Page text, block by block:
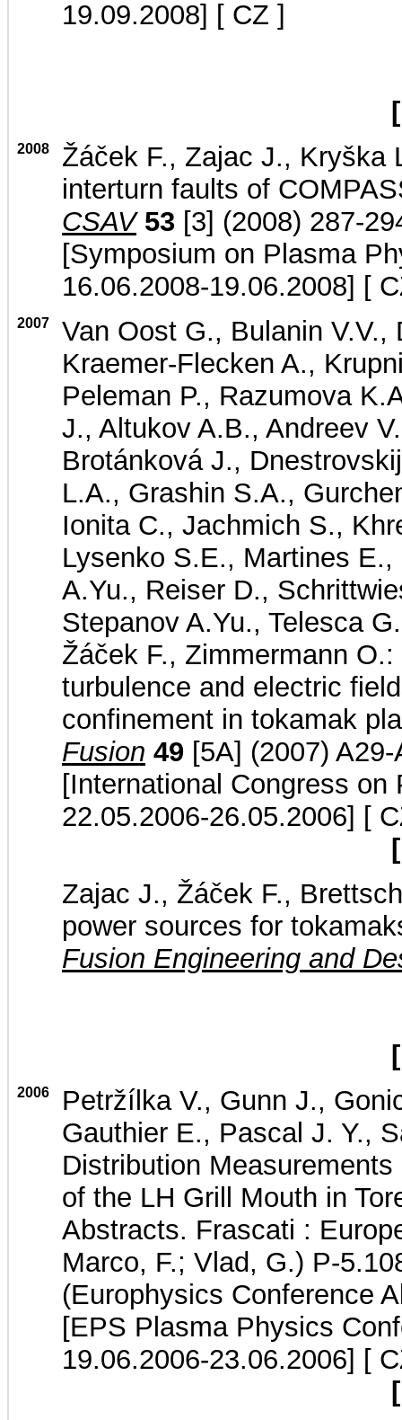
19.09.2008] [ CZ ]
2008
Žáček F., Zajac J., Kryška
interturn faults of
CSAV 53 [3] (2008) 287-
[Symposium on Plasma
16.06.2008-19.06.2008] [
2007
Van Oost G., Bulanin
Kraemer-Flecken A.,
Peleman P., Razumova
J., Altukov A.B., Andreev
Brotánková J.,
L.A., Grashin S.A.,
Ionita C., Jachmich S.,
Lysenko S.E., Martines
A.Yu., Reiser D.,
Stepanov A.Yu., Telesca
Žáček F., Zimmermann
turbulence and electric
confinement in tokamak
Fusion 49 [5A] (2007)
[International Congress
22.05.2006-26.05.2006] [
Zajac J., Žáček F.,
power sources for
Fusion Engineering and
2006
Petržílka V., Gunn J.,
Gauthier E., Pascal J. Y.,
Distribution
of the LH Grill Mouth in
Abstracts. Frascati :
Marco, F.; Vlad, G.) P-
(Europhysics Conference
[EPS Plasma Physics
19.06.2006-23.06.2006] [